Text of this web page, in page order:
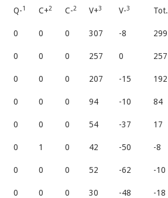
Q-1 C+2 C-2 V+3 V-3 Tot.
0 0 0 307 -8 299
0 0 0 257 0 257
0 0 0 207 -15 192
0 0 0 94 -10 84
0 0 0 54 -37 17
0 1 0 42 -50 -8
0 0 0 52 -62 -10
0 0 0 30 -48 -18